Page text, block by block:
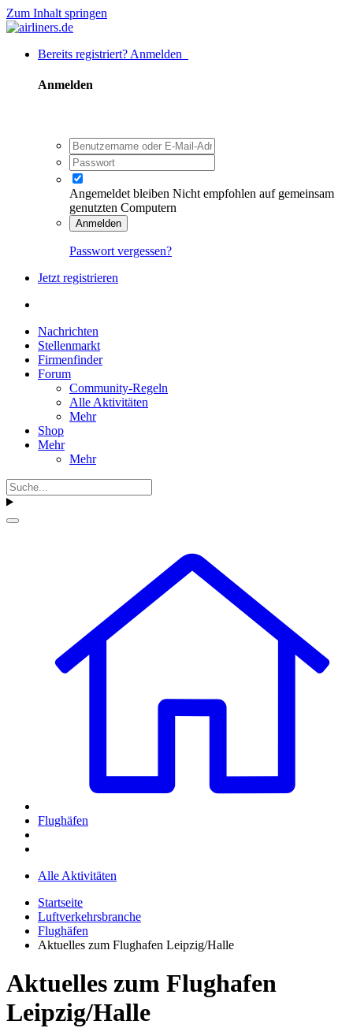
Zum Inhalt springen
Bereits registriert? Anmelden
Anmelden
Angemeldet bleiben Nicht empfohlen auf gemeinsam
genutzten Computern
Anmelden
Passwort vergessen?
Jetzt registrieren
Nachrichten
Stellenmarkt
Firmenfinder
Forum
Community-Regeln
Alle Aktivitäten
Mehr
Shop
Mehr
Mehr
Flughäfen
Alle Aktivitäten
Startseite
Luftverkehrsbranche
Flughäfen
Aktuelles zum Flughafen Leipzig/Halle
Aktuelles zum Flughafen
Leipzig/Halle